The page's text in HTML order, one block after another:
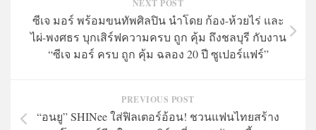
NEXT POST
ซีเจ มอร์ พร้อมขนทัพศิลปิน นำโดย ก้อง-ห้วยไร่ และ
ไผ่-พงศธร บุกเสิร์ฟความครบ ถูก คุ้ม ถึงชลบุรี กับงาน
“ซีเจ มอร์ ครบ ถูก คุ้ม ฉลอง 20 ปี ซูเปอร์แฟร์”
PREVIOUS POST
“อนยู” SHINee ใส่ฟิลเตอร์อ้อน! ชวนแฟนไทยสร้าง